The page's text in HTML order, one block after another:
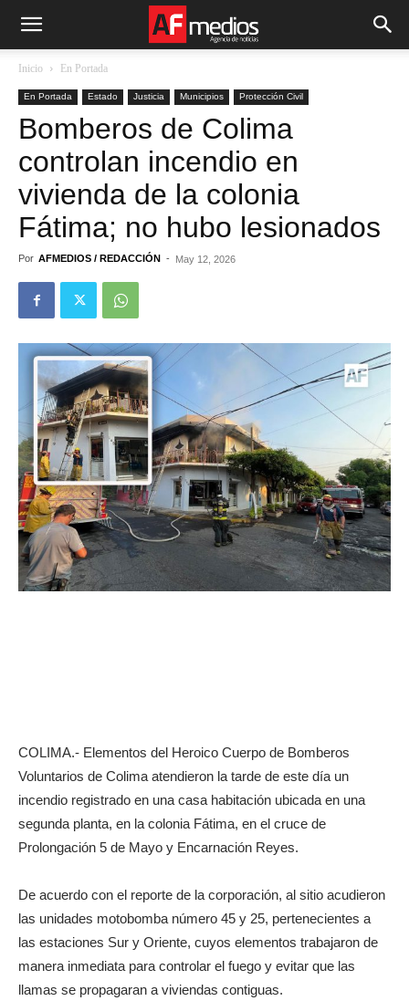
Inicio En Portada
En Portada Estado Justicia Municipios Protección Civil
Bomberos de Colima
controlan incendio en
vivienda de la colonia
Fátima; no hubo lesionados
Por AFMEDIOS / REDACCIÓN - May 12, 2026
COLIMA.- Elementos del Heroico Cuerpo de Bomberos
Voluntarios de Colima atendieron la tarde de este día un
incendio registrado en una casa habitación ubicada en una
segunda planta, en la colonia Fátima, en el cruce de
Prolongación 5 de Mayo y Encarnación Reyes.
De acuerdo con el reporte de la corporación, al sitio acudieron
las unidades motobomba número 45 y 25, pertenecientes a
las estaciones Sur y Oriente, cuyos elementos trabajaron de
manera inmediata para controlar el fuego y evitar que las
llamas se propagaran a viviendas contiguas.